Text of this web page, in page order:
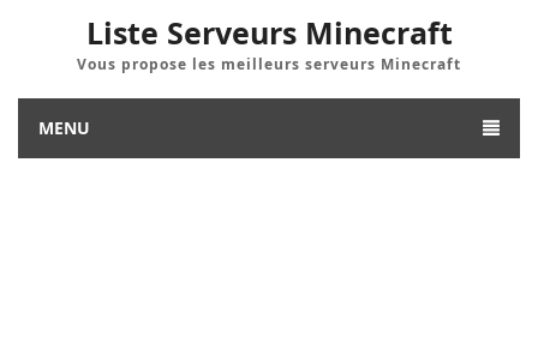
Liste Serveurs Minecraft
Vous propose les meilleurs serveurs Minecraft
MENU